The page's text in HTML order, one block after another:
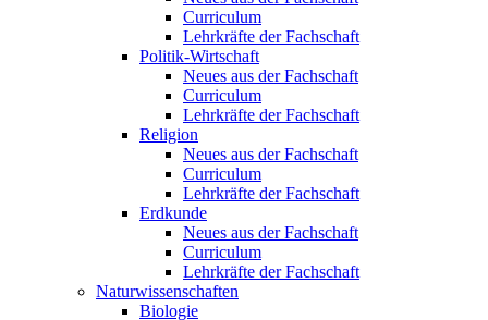
Curriculum
Lehrkräfte der Fachschaft
Politik-Wirtschaft
Neues aus der Fachschaft
Curriculum
Lehrkräfte der Fachschaft
Religion
Neues aus der Fachschaft
Curriculum
Lehrkräfte der Fachschaft
Erdkunde
Neues aus der Fachschaft
Curriculum
Lehrkräfte der Fachschaft
Naturwissenschaften
Biologie